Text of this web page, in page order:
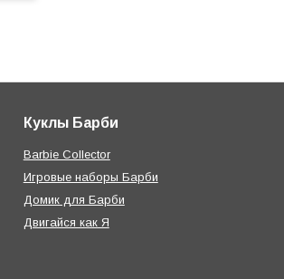
Куклы Барби
Barbie Collector
Игровые наборы Барби
Домик для Барби
Двигайся как Я